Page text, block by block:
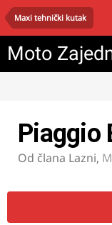
Maxi tehnički kutak
Moto
Piaggio
Od člana Lazni,